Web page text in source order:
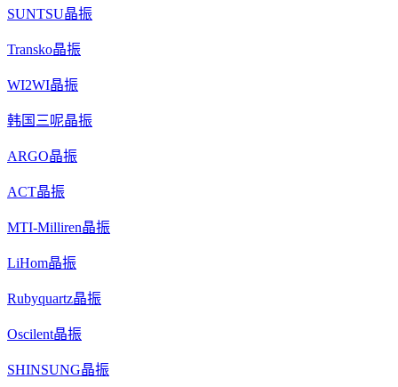
SUNTSU晶振
Transko晶振
WI2WI晶振
韩国三呢晶振
ARGO晶振
ACT晶振
MTI-Milliren晶振
LiHom晶振
Rubyquartz晶振
Oscilent晶振
SHINSUNG晶振